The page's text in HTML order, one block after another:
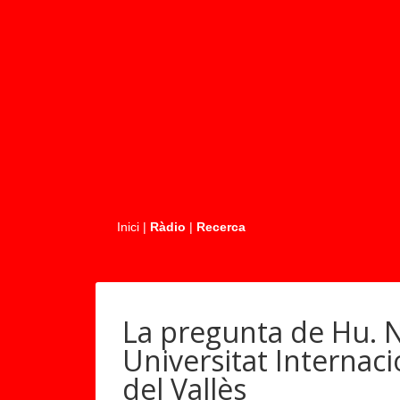
Inici | Ràdio | Recerca
La pregunta de Hu.
Universitat
del Vallès